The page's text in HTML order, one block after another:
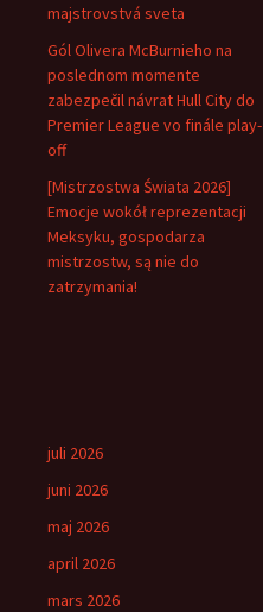
majstrovstvá sveta
Gól Olivera McBurnieho na
poslednom momente
zabezpečil návrat Hull City do
Premier League vo finále play-
off
[Mistrzostwa Świata 2026]
Emocje wokół reprezentacji
Meksyku, gospodarza
mistrzostw, są nie do
zatrzymania!
juli 2026
juni 2026
maj 2026
april 2026
mars 2026